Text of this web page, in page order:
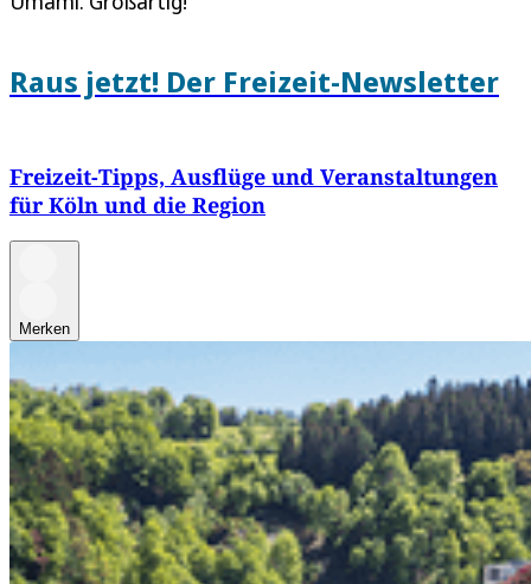
Raus jetzt! Der Freizeit-Newsletter
Freizeit-Tipps, Ausflüge und Veranstaltungen
für Köln und die Region
Merken